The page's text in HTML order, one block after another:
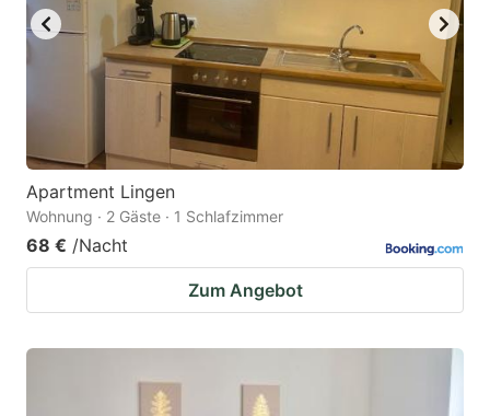
Apartment Lingen
Wohnung · 2 Gäste · 1 Schlafzimmer
68 € /Nacht
Zum Angebot